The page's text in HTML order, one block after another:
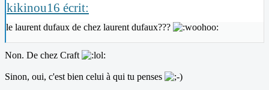
kikinou16 écrit:
le laurent dufaux de chez laurent dufaux???
Non. De chez Craft
Sinon, oui, c'est bien celui à qui tu penses